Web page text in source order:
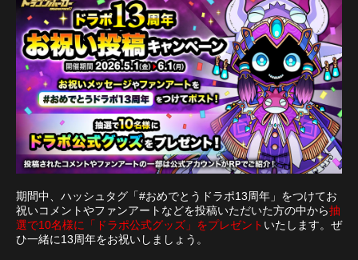
期間中、ハッシュタグ「#おめでとうドラポ13周年」をつけてお
祝いコメントやファンアートなどを投稿いただいた方の中から抽
選で10名様に「ドラポ公式グッズ」をプレゼント いたします。ぜ
ひ一緒に13周年をお祝いしましょう。